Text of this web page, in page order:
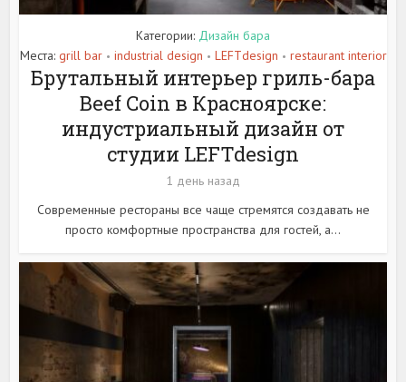
Категории: Дизайн бара
Места: grill bar • industrial design • LEFTdesign • restaurant interior
Брутальный интерьер гриль-бара
Beef Coin в Красноярске:
индустриальный дизайн от
студии LEFTdesign
1 день назад
Современные рестораны все чаще стремятся создавать не
просто комфортные пространства для гостей, а...